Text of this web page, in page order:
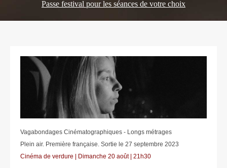
Passe festival pour les séances de votre choix
Vagabondages Cinématographiques - Longs métrages
Plein air. Première française. Sortie le 27 septembre 2023
Cinéma de verdure | Dimanche 20 août | 21h30